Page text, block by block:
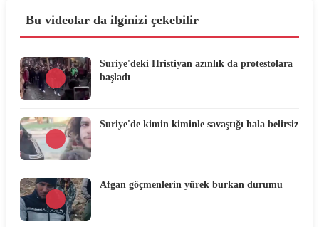
Bu videolar da ilginizi çekebilir
Suriye'deki Hristiyan azınlık da protestolara
başladı
Suriye'de kimin kiminle savaştığı hala belirsiz
Afgan göçmenlerin yürek burkan durumu